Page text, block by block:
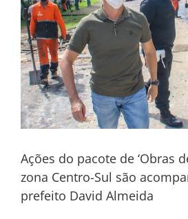
CONTATO
Ações do pacote de ‘Obras
zona Centro-Sul são
prefeito David Almeida